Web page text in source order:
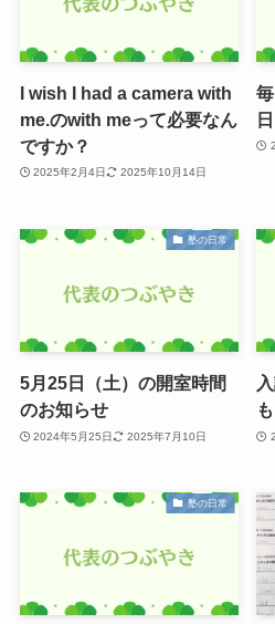
I wish I had a camera with
me.のwith meって必要なん
ですか？
2025年2月4日 2025年10月14日
塾の日常
5月25日（土）の開室時間
のお知らせ
2024年5月25日 2025年7月10日
塾の日常